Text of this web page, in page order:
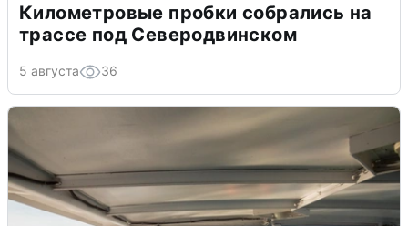
Километровые пробки собрались на
трассе под Северодвинском
5 августа 36